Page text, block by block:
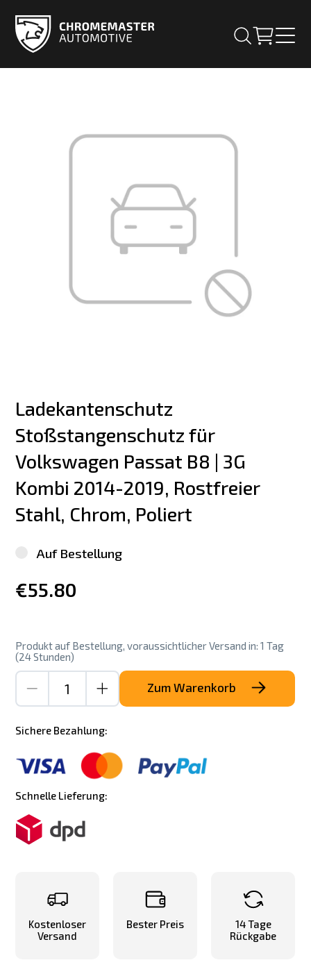
Ladekantenschutz
Stoßstangenschutz für
Volkswagen Passat B8 | 3G
Kombi 2014-2019, Rostfreier
Stahl, Chrom, Poliert
Auf Bestellung
€55.80
Produkt auf Bestellung, voraussichtlicher Versand in: 1 Tag
(24 Stunden)
Zum Warenkorb
Sichere Bezahlung:
Schnelle Lieferung:
Kostenloser
Versand
Bester Preis
14 Tage
Rückgabe